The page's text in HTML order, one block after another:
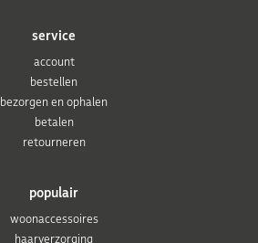
populair
woonaccessoires
haarverzorging
service
account
bestellen
bezorgen en ophalen
betalen
retourneren